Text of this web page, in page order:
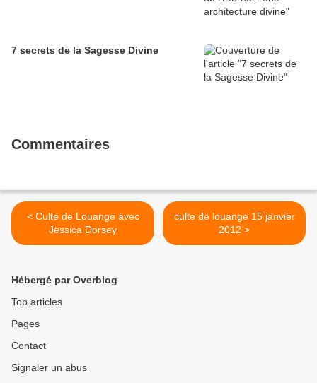
7 secrets de la Sagesse Divine
Commentaires
< Culte de Louange avec
Jessica Dorsey
culte de louange 15 janvier
2012 >
Hébergé par Overblog
Top articles
Pages
Contact
Signaler un abus